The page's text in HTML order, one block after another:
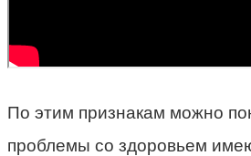
По этим признакам можно
проблемы со здоровьем